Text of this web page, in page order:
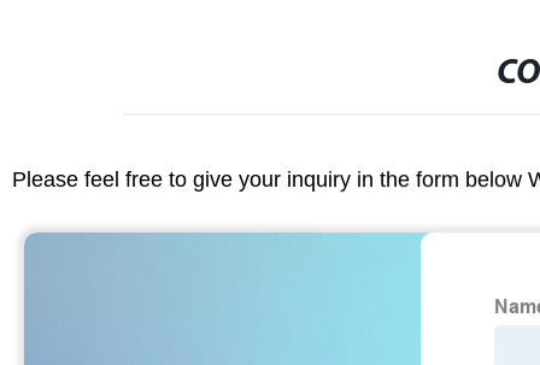
Please feel free to give your inquiry in the form below